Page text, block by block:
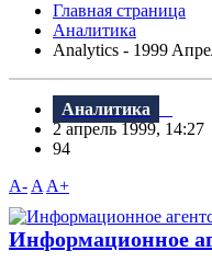
Главная страница
Аналитика
Analytics - 1999
Аналитика
2 апрель 1999, 14:27
94
A- A A+
Информационное